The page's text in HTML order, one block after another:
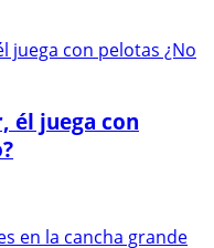
él juega con